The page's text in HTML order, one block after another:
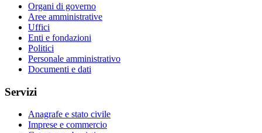
Organi di governo
Aree amministrative
Uffici
Enti e fondazioni
Politici
Personale amministrativo
Documenti e dati
Servizi
Anagrafe e stato civile
Imprese e commercio